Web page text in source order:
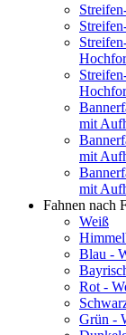
mit
mit
mit
Fahnen nach
Weiß
Blau -
Rot -
Grün -